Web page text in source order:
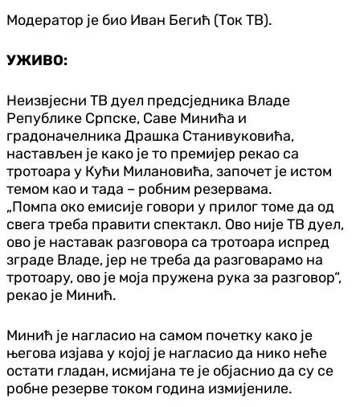
Модератор је био Иван Бегић (Ток ТВ).
УЖИВО:
Неизвјесни ТВ дуел предсједника Владе
Републике Српске, Саве Минића и
градоначелника Драшка Станивуковића,
настављен је како је то премијер рекао са
тротоара у Кући Милановића, започет је истом
темом као и тада – робним резервама.
„Помпа око емисије говори у прилог томе да од
свега треба правити спектакл. Ово није ТВ дуел,
ово је наставак разговора са тротоара испред
зграде Владе, јер не треба да разговарамо на
тротоару, ово је моја пружена рука за разговор“,
рекао је Минић.
Минић је нагласио на самом почетку како је
његова изјава у којој је нагласио да нико неће
остати гладан, исмијана те је објаснио да су се
робне резерве током година измијениле.